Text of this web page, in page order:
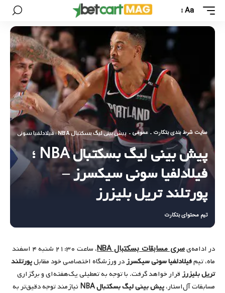
Aa
سایت شرط بندی بتکارت - عمومی - پیش بینی لیگ بسکتبال NBA ؛ فیلادلفیا سونی سیکسرز – پورتلند تریل بلیزرز
پیش بینی لیگ بسکتبال NBA ؛
فیلادلفیا سونی سیکسرز –
پورتلند تریل بلیزرز
تیم محتوای بتکارت
در ادامه‌یسری مسابقات بسکتبال NBA
، ساعت ۲۱:۳۰ شنبه ۴ اسفند
ماه، تیمفیلادلفیا سونی سیکسرزدر ورزشگاه اختصاصی خود مقابلپورتلند
تریل بلیزرزقرار خواهد گرفت. با توجه به تعطیلی یک‌هفته‌ای و برگزاری
مسابقات آل‌استار،پیش بینی لیگ بسکتبالNBA نیازمند توجه دقیق‌تر به